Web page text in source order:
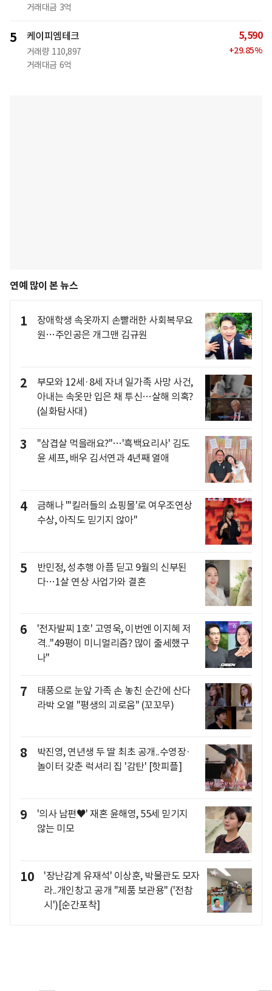
거래대금 3억
5 케이피엠테크
거래량 110,897
거래대금 6억
5,590
+29.85%
연예 많이 본 뉴스
1
장애학생 속옷까지 손빨래한 사회복무요
원…주인공은 개그맨 김규원
2
부모와 12세·8세 자녀 일가족 사망 사건,
아내는 속옷만 입은 채 투신…살해 의혹?
(실화탐사대)
3
"삼겹살 먹을래요?"…'흑백요리사' 김도
윤 셰프, 배우 김서연과 4년째 열애
4
금해나 "'킬러들의 쇼핑몰'로 여우조연상
수상, 아직도 믿기지 않아"
5
반민정, 성추행 아픔 딛고 9월의 신부된
다…1살 연상 사업가와 결혼
6
'전자발찌 1호' 고영욱, 이번엔 이지혜 저
격.."49평이 미니멀리즘? 많이 출세했구
나"
7
태풍으로 눈앞 가족 손 놓친 순간에 산다
라박 오열 "평생의 괴로움" (꼬꼬무)
8
박진영, 연년생 두 딸 최초 공개..수영장·
놀이터 갖춘 럭셔리 집 '감탄' [핫피플]
9
'의사 남편♥' 재혼 윤해영, 55세 믿기지
않는 미모
10
'장난감계 유재석' 이상훈, 박물관도 모자
라..개인창고 공개 "제품 보관용" ('전참
시')[순간포착]